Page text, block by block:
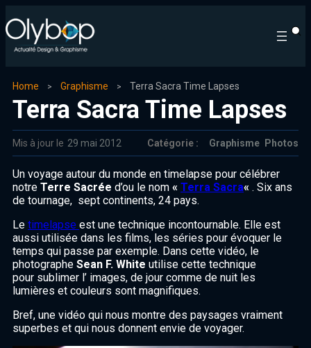
Home Graphisme Terra Sacra Time Lapses
Terra Sacra Time Lapses
Mis à jour le 29 mai 2012 Catégorie : Graphisme Photos
Un voyage autour du monde en timelapse pour célébrer
notre Terre Sacrée d’ou le nom « Terra Sacra« . Six ans
de tournage, sept continents, 24 pays.
Le timelapse est une technique incontournable. Elle est
aussi utilisée dans les films, les séries pour évoquer le
temps qui passe par exemple. Dans cette vidéo, le
photographe Sean F. White utilise cette technique
pour sublimer l’ images, de jour comme de nuit les
lumières et couleurs sont magnifiques.
Bref, une vidéo qui nous montre des paysages vraiment
superbes et qui nous donnent envie de voyager.